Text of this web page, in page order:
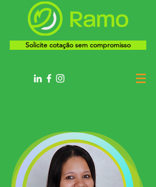
Solicite cotação sem compromisso